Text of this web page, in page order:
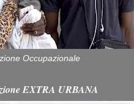
Occupazionale
EXTRA URBANA